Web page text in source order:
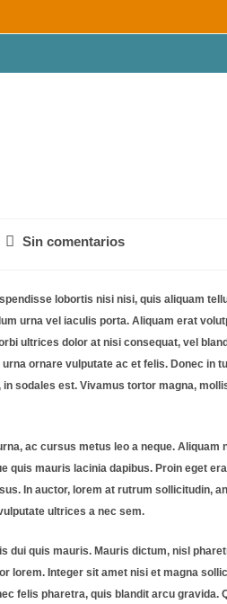
Sin comentarios
lobortis nisi nisi, quis aliquam
urna vel iaculis porta. Aliquam erat
ultrices dolor at nisi consequat, vel
ornare vulputate ac et felis. Donec in
sodales est. Vivamus tortor magna,
ac cursus metus leo a neque. Aliquam
quis mauris lacinia dapibus. Proin eget
In auctor, lorem at rutrum sollicitudin,
ultrices a nec sem.
dui quis mauris. Mauris dictum, nisl
lorem. Integer sit amet nisi et magna
felis pharetra, quis blandit arcu gravida.